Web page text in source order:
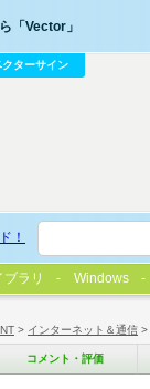
> インターネット＆通信 >
コメント・評価
「Vector」
クターサイン
！
ブラリ Windows